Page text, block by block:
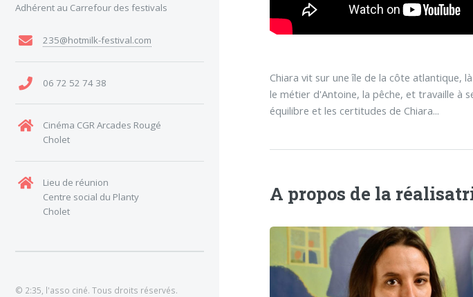
Chiara vit sur une île de la côte atlantique,
le métier d'Antoine, la pêche, et travaille à
équilibre et les certitudes de Chiara...
A propos de la
Adhérent au Carrefour des festivals
235@hotmilk-festival.com
06 72 52 74 38
Cinéma CGR Arcades Rougé
Cholet
Lieu de réunion
Centre social du Planty
Cholet
© 2:35, l'asso ciné. Tous droits réservés.